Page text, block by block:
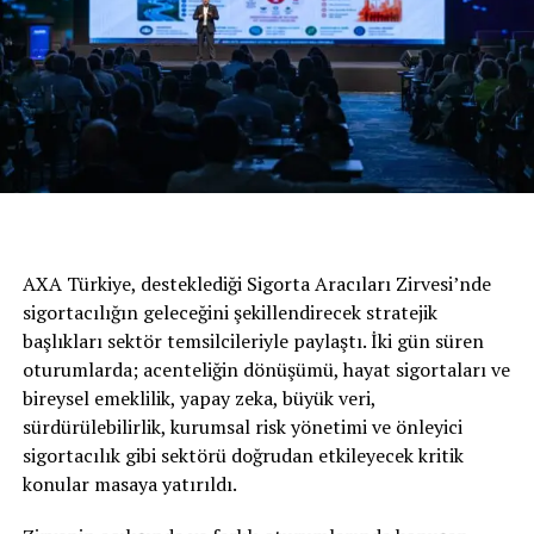
UP NEXT
Her 10 Kişiden 9’u Her Gün Araç Kullanıyor
DON'T MISS
LPG DÖNÜŞÜMÜ ARTIK TÜM ARAÇLARA
UYGULANABİLECEK
AXA Türkiye, desteklediği Sigorta Aracıları Zirvesi’nde
sigortacılığın geleceğini şekillendirecek stratejik
başlıkları sektör temsilcileriyle paylaştı. İki gün süren
oturumlarda; acenteliğin dönüşümü, hayat sigortaları ve
bireysel emeklilik, yapay zeka, büyük veri,
sürdürülebilirlik, kurumsal risk yönetimi ve önleyici
sigortacılık gibi sektörü doğrudan etkileyecek kritik
konular masaya yatırıldı.